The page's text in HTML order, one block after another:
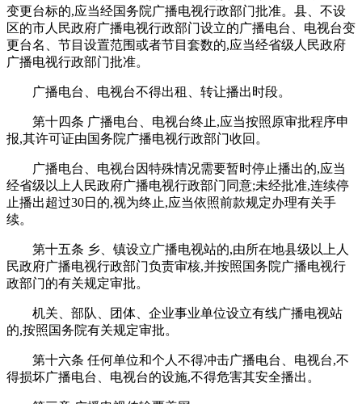
变更台标的,应当经国务院广播电视行政部门批准。县、不设
区的市人民政府广播电视行政部门设立的广播电台、电视台变
更台名、节目设置范围或者节目套数的,应当经省级人民政府
广播电视行政部门批准。
广播电台、电视台不得出租、转让播出时段。
第十四条 广播电台、电视台终止,应当按照原审批程序申
报,其许可证由国务院广播电视行政部门收回。
广播电台、电视台因特殊情况需要暂时停止播出的,应当
经省级以上人民政府广播电视行政部门同意;未经批准,连续停
止播出超过30日的,视为终止,应当依照前款规定办理有关手
续。
第十五条 乡、镇设立广播电视站的,由所在地县级以上人
民政府广播电视行政部门负责审核,并按照国务院广播电视行
政部门的有关规定审批。
机关、部队、团体、企业事业单位设立有线广播电视站
的,按照国务院有关规定审批。
第十六条 任何单位和个人不得冲击广播电台、电视台,不
得损坏广播电台、电视台的设施,不得危害其安全播出。